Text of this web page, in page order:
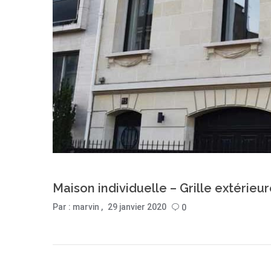
Maison individuelle – Grille
Par : marvin 29 janvier 2020 0